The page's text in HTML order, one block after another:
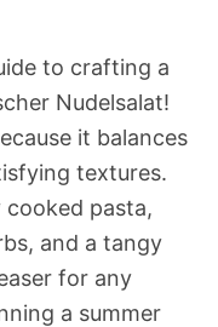
to crafting a
Nudelsalat!
it balances
textures.
pasta,
and a tangy
for any
a summer